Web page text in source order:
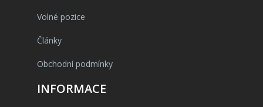
Volné pozice
Články
Obchodní podmínky
INFORMACE